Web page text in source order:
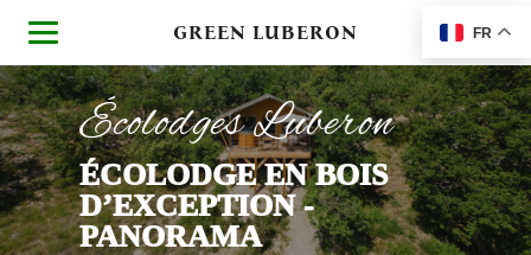
GREEN LUBERON FR
Écolodges Luberon
ÉCOLODGE EN BOIS
D’EXCEPTION -
PANORAMA